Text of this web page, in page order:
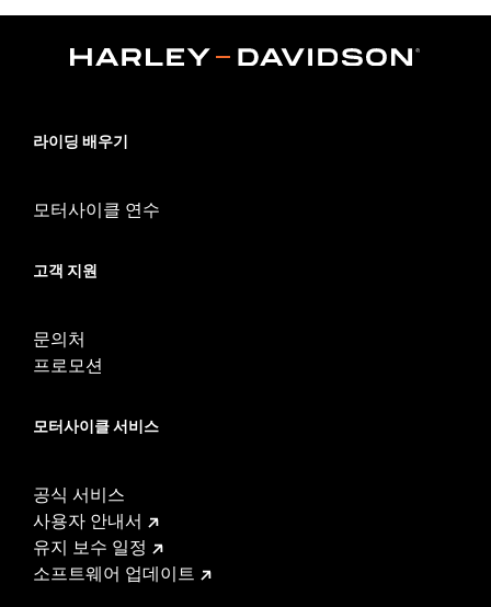
Sold Separately:Click the Fitment tab above for details
WARRANTY:1 year limited warranty – Go to
compliant for sale and use on all applicable vehicles,
Accessories catalog for fitment information. Screamin’
라이딩 배우기
모터사이클 연수
고객 지원
문의처
프로모션
모터사이클 서비스
공식 서비스
사용자 안내서
유지 보수 일정
소프트웨어 업데이트